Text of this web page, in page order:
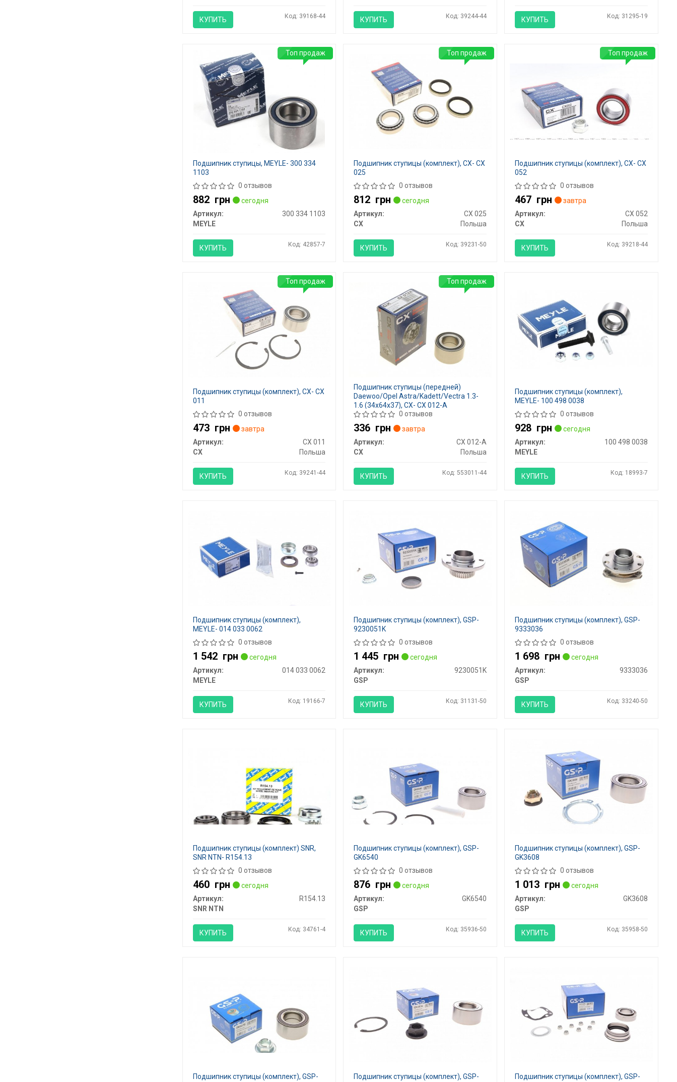
КУПИТЬ Код: 39168-44 КУПИТЬ Код: 39244-44 КУПИТЬ Код: 31295-19
Подшипник ступицы, MEYLE- 300 334
1103
0 отзывов
882 грн
сегодня
Артикул:
300 334 1103
MEYLE
КУПИТЬ Код: 42857-7
Топ продаж
Подшипник ступицы (комплект), CX- CX
025
0 отзывов
812 грн
сегодня
Артикул:
CX 025
CX
Польша
КУПИТЬ Код: 39231-50
Топ продаж
Подшипник ступицы (комплект), CX- CX
052
0 отзывов
467 грн
завтра
Артикул:
CX 052
CX
Польша
КУПИТЬ Код: 39218-44
Топ продаж
Подшипник ступицы (комплект), CX- CX
011
0 отзывов
473 грн
завтра
Артикул:
CX 011
CX
Польша
КУПИТЬ Код: 39241-44
Топ продаж
Подшипник ступицы (передней)
Daewoo/Opel Astra/Kadett/Vectra 1.3-
1.6 (34x64x37), CX- CX 012-A
0 отзывов
336 грн
завтра
Артикул:
CX 012-A
CX
Польша
КУПИТЬ Код: 553011-44
Топ продаж
Подшипник ступицы (комплект),
MEYLE- 100 498 0038
0 отзывов
928 грн
сегодня
Артикул:
100 498 0038
MEYLE
КУПИТЬ Код: 18993-7
Подшипник ступицы (комплект),
MEYLE- 014 033 0062
0 отзывов
1 542 грн
сегодня
Артикул:
014 033 0062
MEYLE
КУПИТЬ Код: 19166-7
Подшипник ступицы (комплект), GSP-
9230051K
0 отзывов
1 445 грн
сегодня
Артикул:
9230051K
GSP
КУПИТЬ Код: 31131-50
Подшипник ступицы (комплект), GSP-
9333036
0 отзывов
1 698 грн
сегодня
Артикул:
9333036
GSP
КУПИТЬ Код: 33240-50
Подшипник ступицы (комплект) SNR,
SNR NTN- R154.13
0 отзывов
460 грн
сегодня
Артикул:
R154.13
SNR NTN
КУПИТЬ Код: 34761-4
Подшипник ступицы (комплект), GSP-
GK6540
0 отзывов
876 грн
сегодня
Артикул:
GK6540
GSP
КУПИТЬ Код: 35936-50
Подшипник ступицы (комплект), GSP-
GK3608
0 отзывов
1 013 грн
сегодня
Артикул:
GK3608
GSP
КУПИТЬ Код: 35958-50
Подшипник ступицы (комплект), GSP-
Подшипник ступицы (комплект), GSP-
Подшипник ступицы (комплект), GSP-